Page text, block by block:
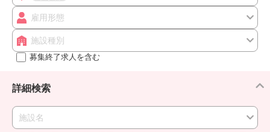
雇用形態
施設種別
募集終了求人を含む
詳細検索
施設名